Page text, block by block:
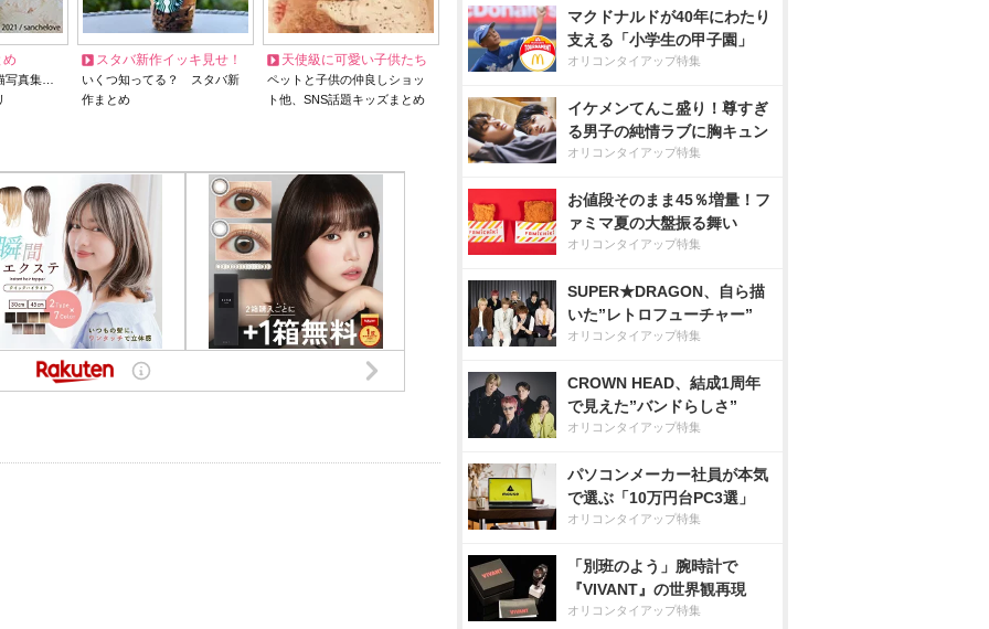
め
写真集…
スタバ新作イッキ見せ！
いくつ知ってる？ スタバ新
作まとめ
天使級に可愛い子供たち
ペットと子供の仲良しショッ
ト他、SNS話題キッズまとめ
マクドナルドが40年にわたり
支える「小学生の甲子園」
オリコンタイアップ特集
イケメンてんこ盛り！尊すぎ
る男子の純情ラブに胸キュン
オリコンタイアップ特集
お値段そのまま45％増量！フ
ァミマ夏の大盤振る舞い
オリコンタイアップ特集
SUPER★DRAGON、自ら描
いた”レトロフューチャー”
オリコンタイアップ特集
CROWN HEAD、結成1周年
で見えた”バンドらしさ”
オリコンタイアップ特集
パソコンメーカー社員が本気
で選ぶ「10万円台PC3選」
オリコンタイアップ特集
「別班のよう」腕時計で
『VIVANT』の世界観再現
オリコンタイアップ特集